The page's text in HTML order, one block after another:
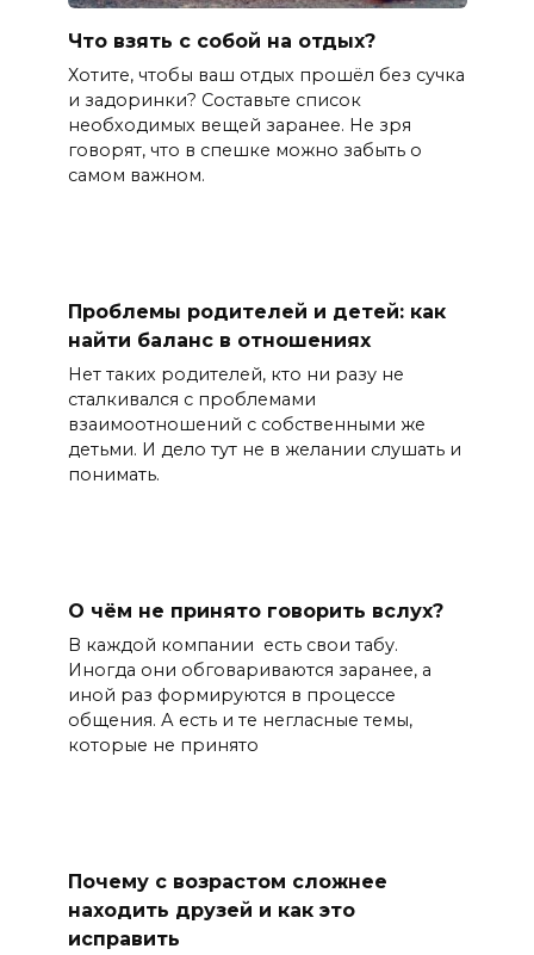
Что взять с собой на отдых?
Хотите, чтобы ваш отдых прошёл без сучка
и задоринки? Составьте список
необходимых вещей заранее. Не зря
говорят, что в спешке можно забыть о
самом важном.
Проблемы родителей и детей: как
найти баланс в отношениях
Нет таких родителей, кто ни разу не
сталкивался с проблемами
взаимоотношений с собственными же
детьми. И дело тут не в желании слушать и
понимать.
О чём не принято говорить вслух?
В каждой компании есть свои табу.
Иногда они обговариваются заранее, а
иной раз формируются в процессе
общения. А есть и те негласные темы,
которые не принято
Почему с возрастом сложнее
находить друзей и как это
исправить